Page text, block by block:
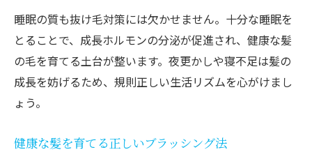
髪の毛の健康を守る話題の頭皮ケア術
抜け毛予防に役立つホームケアアイデア
健康な髪を取り戻すセルフマッサージ方法
睡眠の質も抜け毛対策には欠かせません。十分な睡眠を
とることで、成長ホルモンの分泌が促進され、健康な髪
の毛を育てる土台が整います。夜更かしや寝不足は髪の
成長を妨げるため、規則正しい生活リズムを心がけまし
ょう。
健康な髪を育てる正しいブラッシング法